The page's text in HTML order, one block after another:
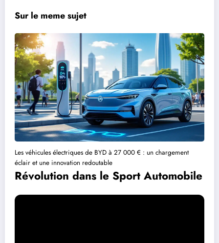
Sur le meme sujet
Les véhicules électriques de BYD à 27 000 € : un chargement
éclair et une innovation redoutable
Révolution dans le Sport Automobile